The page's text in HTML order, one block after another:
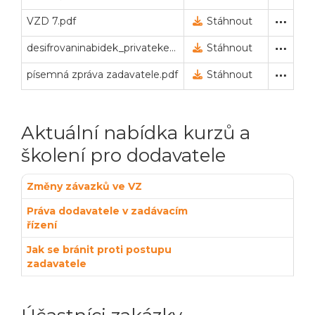
VZD 7.pdf Vysvětlení zadávací
20. 6. 2024 19:47
Stáhnout
desifrovaninabidek_privatekey.txt Privátní klíč pro
24. 6. 2024 10:25
Stáhnout
písemná zpráva zadavatele.pdf Písemná zpráva (podle §
22. 8. 2024 18:56
Stáhnout
Aktuální nabídka kurzů a
školení pro dodavatele
Změny závazků ve VZ
Práva dodavatele v zadávacím
řízení
Jak se bránit proti postupu
zadavatele